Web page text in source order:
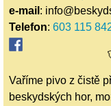
e-mail :
Telefon: 603 115
Vaříme pivo z čistě
beskydských hor,